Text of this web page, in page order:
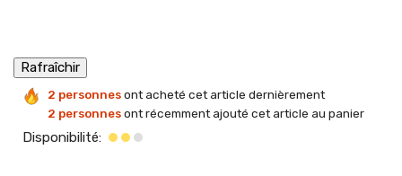
2 personnesont acheté cet article dernièrement
2 personnesont récemment ajouté cet article au panier
Disponibilité: